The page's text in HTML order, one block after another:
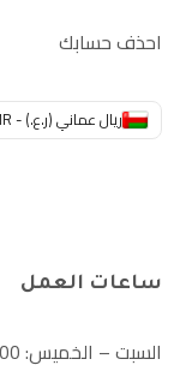
احذف حسابك
ريال عماني (ر.ع.) - OMR
ساعات العمل
السبت – الخميس: 8:00 ص – 1:00 ص